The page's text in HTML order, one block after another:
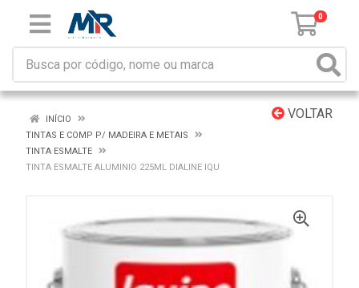
0
VOLTAR
INÍCIO
TINTAS E COMP P/ MADEIRA E METAIS
TINTA ESMALTE
TINTA ESMALTE ALUMINIO 225ML DIALINE IQU